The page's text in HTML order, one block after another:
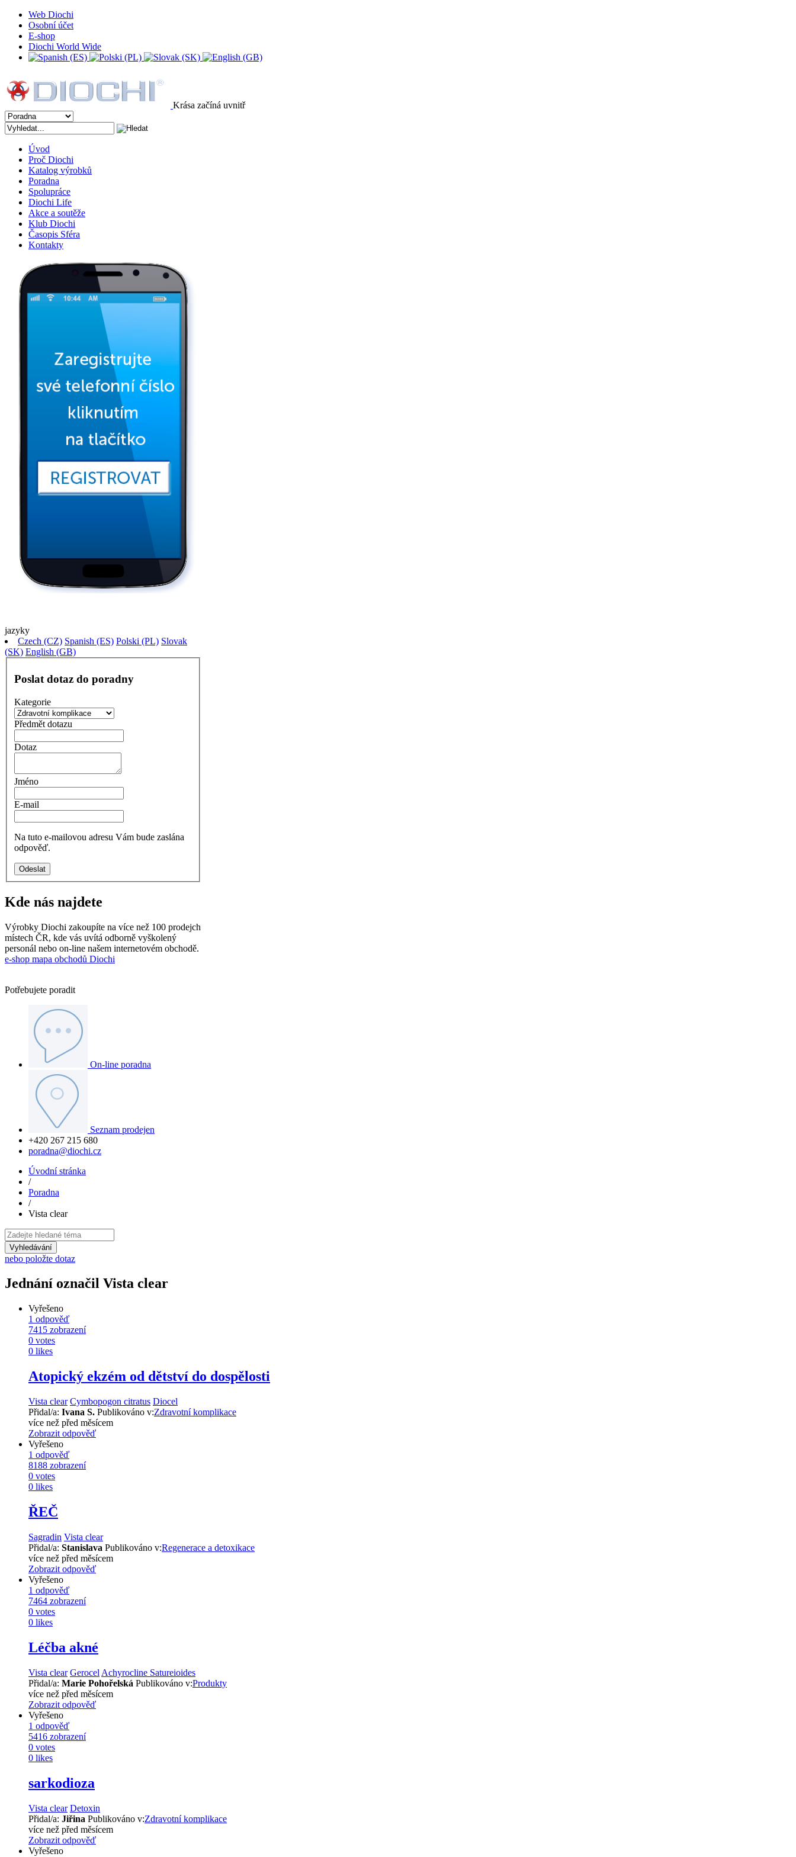
Web Diochi
Osobní účet
E-shop
Diochi World Wide
Krása začíná uvnitř
Úvod
Proč Diochi
Katalog výrobků
Poradna
Spolupráce
Diochi Life
Akce a soutěže
Klub Diochi
Časopis Sféra
Kontakty
jazyky
Czech (CZ) Spanish (ES) Polski (PL) Slovak
(SK) English (GB)
Poslat dotaz do poradny
Kategorie
Předmět dotazu
Dotaz
Jméno
E-mail
Na tuto e-mailovou adresu Vám bude zaslána
odpověď.
Odeslat
Kde nás najdete
Výrobky Diochi zakoupíte na více než 100 prodejch
místech ČR, kde vás uvítá odborně vyškolený
personál nebo on-line našem internetovém obchodě.
e-shop mapa obchodů Diochi
Potřebujete poradit
On-line poradna
Seznam prodejen
+420 267 215 680
poradna@diochi.cz
Úvodní stránka
/
Poradna
/
Vista clear
Vyhledávání
nebo položte dotaz
Jednání označil Vista clear
Vyřešeno
1 odpověď
7415 zobrazení
0 votes
0 likes
Atopický ekzém od dětství do dospělosti
Vista clear Cymbopogon citratus Diocel
Přidal/a: Ivana S. Publikováno v:Zdravotní komplikace
více než před měsícem
Zobrazit odpověď
Vyřešeno
1 odpověď
8188 zobrazení
0 votes
0 likes
ŘEČ
Sagradin Vista clear
Přidal/a: Stanislava Publikováno v:Regenerace a detoxikace
více než před měsícem
Zobrazit odpověď
Vyřešeno
1 odpověď
7464 zobrazení
0 votes
0 likes
Léčba akné
Vista clear Gerocel Achyrocline Satureioides
Přidal/a: Marie Pohořelská Publikováno v:Produkty
více než před měsícem
Zobrazit odpověď
Vyřešeno
1 odpověď
5416 zobrazení
0 votes
0 likes
sarkodioza
Vista clear Detoxin
Přidal/a: Jiřina Publikováno v:Zdravotní komplikace
více než před měsícem
Zobrazit odpověď
Vyřešeno